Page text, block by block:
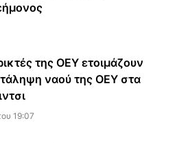
της ΟΕΥ ετοιμάζουν
ναού της ΟΕΥ στα
19:07